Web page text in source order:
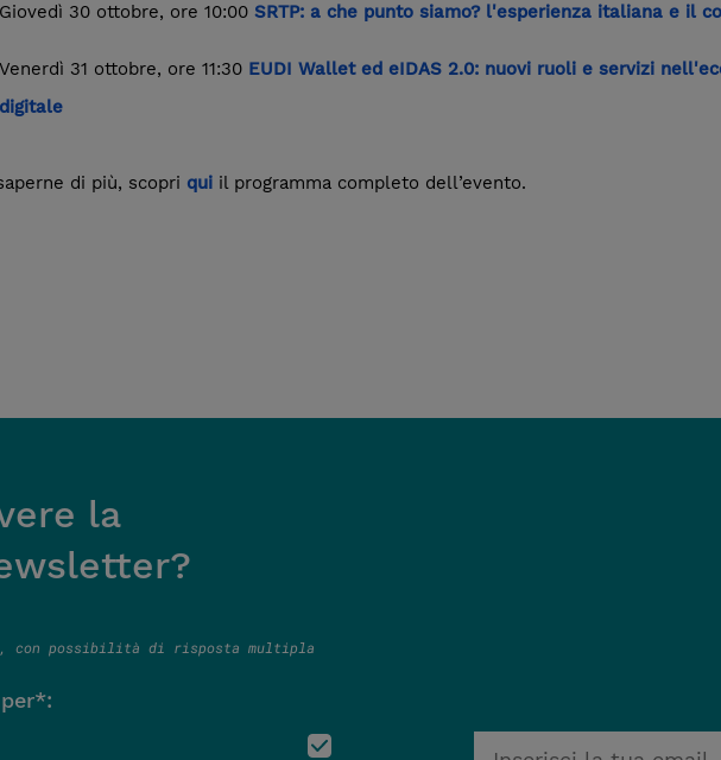
Giovedì 30 ottobre, ore 10:00 SRTP: a che punto siamo? l'esperienza italiana e il
Venerdì 31 ottobre, ore 11:30 EUDI Wallet ed eIDAS 2.0: nuovi ruoli e servizi
digitale
di più, scopri qui il programma completo dell’evento.
la
con possibilità di risposta multipla